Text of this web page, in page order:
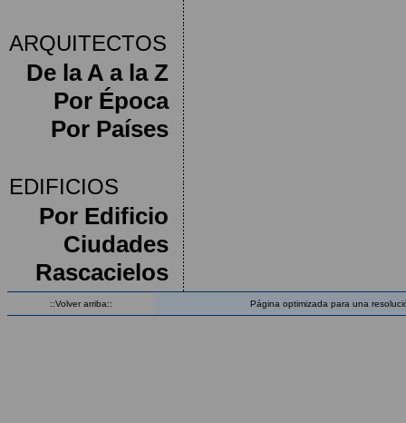
ARQUITECTOS
De la A a la Z
Por Época
Por Países
EDIFICIOS
Por Edificio
Ciudades
Rascacielos
::Volver arriba:: Página optimizada para una